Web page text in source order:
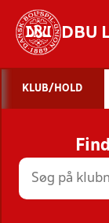
DBU
KLUB/HOLD